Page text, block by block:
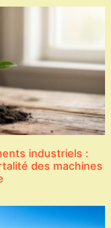
industriels :
des machines